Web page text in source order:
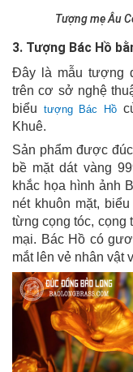
Tượng mẹ Âu
3. Tượng Bác Hồ
Đây là mẫu tượng
trên cơ sở nghệ
biểu tượng Bác Hồ
Khuê.
Sản phẩm được
bề mặt dát vàng
khắc họa hình ảnh
nét khuôn mặt,
từng cọng tóc, cọng
mại. Bác Hồ có
mắt lên vẻ nhân vật